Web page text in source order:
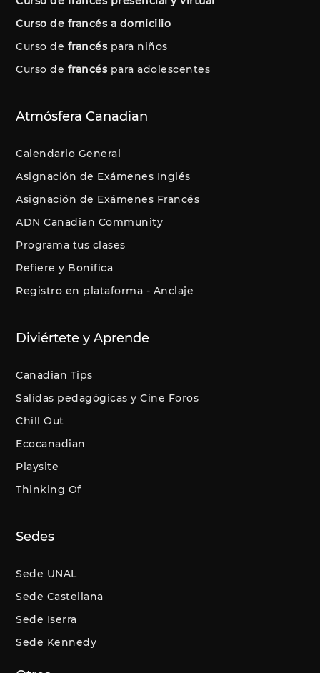
Curso de francés a domicilio
Curso de francéspara niños
Curso de francéspara adolescentes
Atmósfera Canadian
Calendario General
Asignación de Exámenes Inglés
Asignación de Exámenes Francés
ADN Canadian Community
Programa tus clases
Refiere y Bonifica
Registro en plataforma - Anclaje
Diviértete y Aprende
Canadian Tips
Salidas pedagógicas y Cine Foros
Chill Out
Ecocanadian
Playsite
Thinking Of
Sedes
Sede UNAL
Sede Castellana
Sede Iserra
Sede Kennedy